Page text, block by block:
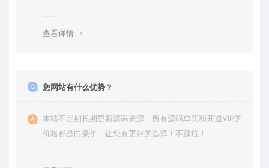
查看详情
您网站有什么优势？
本站不定期长期更新源码资源，所有源码单买和开通VIP的
价格都是白菜价，让您有更好的选择！不踩坑！